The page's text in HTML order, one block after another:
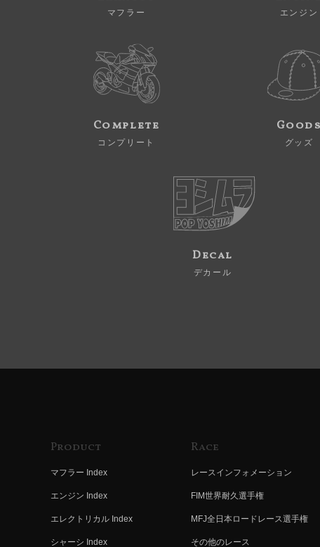
マフラー エンジン
Complete
コンプリート
Goods
グッズ
Decal
デカール
Product
マフラー Index
エンジン Index
エレクトリカル Index
シャーシ Index
Race
レースインフォメーション
FIM世界耐久選手権
MFJ全日本ロードレース選手権
その他のレース